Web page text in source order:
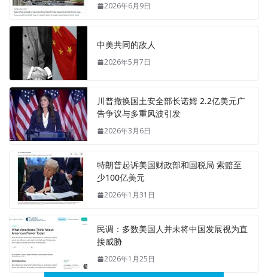
2026年6月9日
中美共同的敌人
2026年5月7日
川普撤换国土安全部长诺姆 2.2亿美元广
告争议与多重风波引发
2026年3月6日
特朗普起诉美国财政部和国税局 索赔至
少100亿美元
2026年1月31日
民调：多数美国人并未将中国发展视为直
接威胁
2026年1月25日